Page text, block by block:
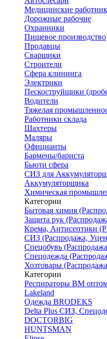
Медицинские
Дорожные рабочие
Охранники
Пищевое производство
Продавцы
Сварщики
Строители
Сфера клининга
Электрики
Пескоструйщики
Водители
Тяжелая
Работники склада
Шахтеры
Маляры
Официанты
Бармены/бариста
Бьюти сфера
СИЗ для
Аккумуляторщика
Химическая
Категории
Бытовая химия
Защита рук
Крема, Антисептики
СИЗ (Распродажа,
Спецобувь
Спецодежда
Хозтовары
Категории
Респираторы ВМ
Lakeland
Одежда BRODEKS
Delta Plus СИЗ,
DOCTORBIG
HUNTSMAN